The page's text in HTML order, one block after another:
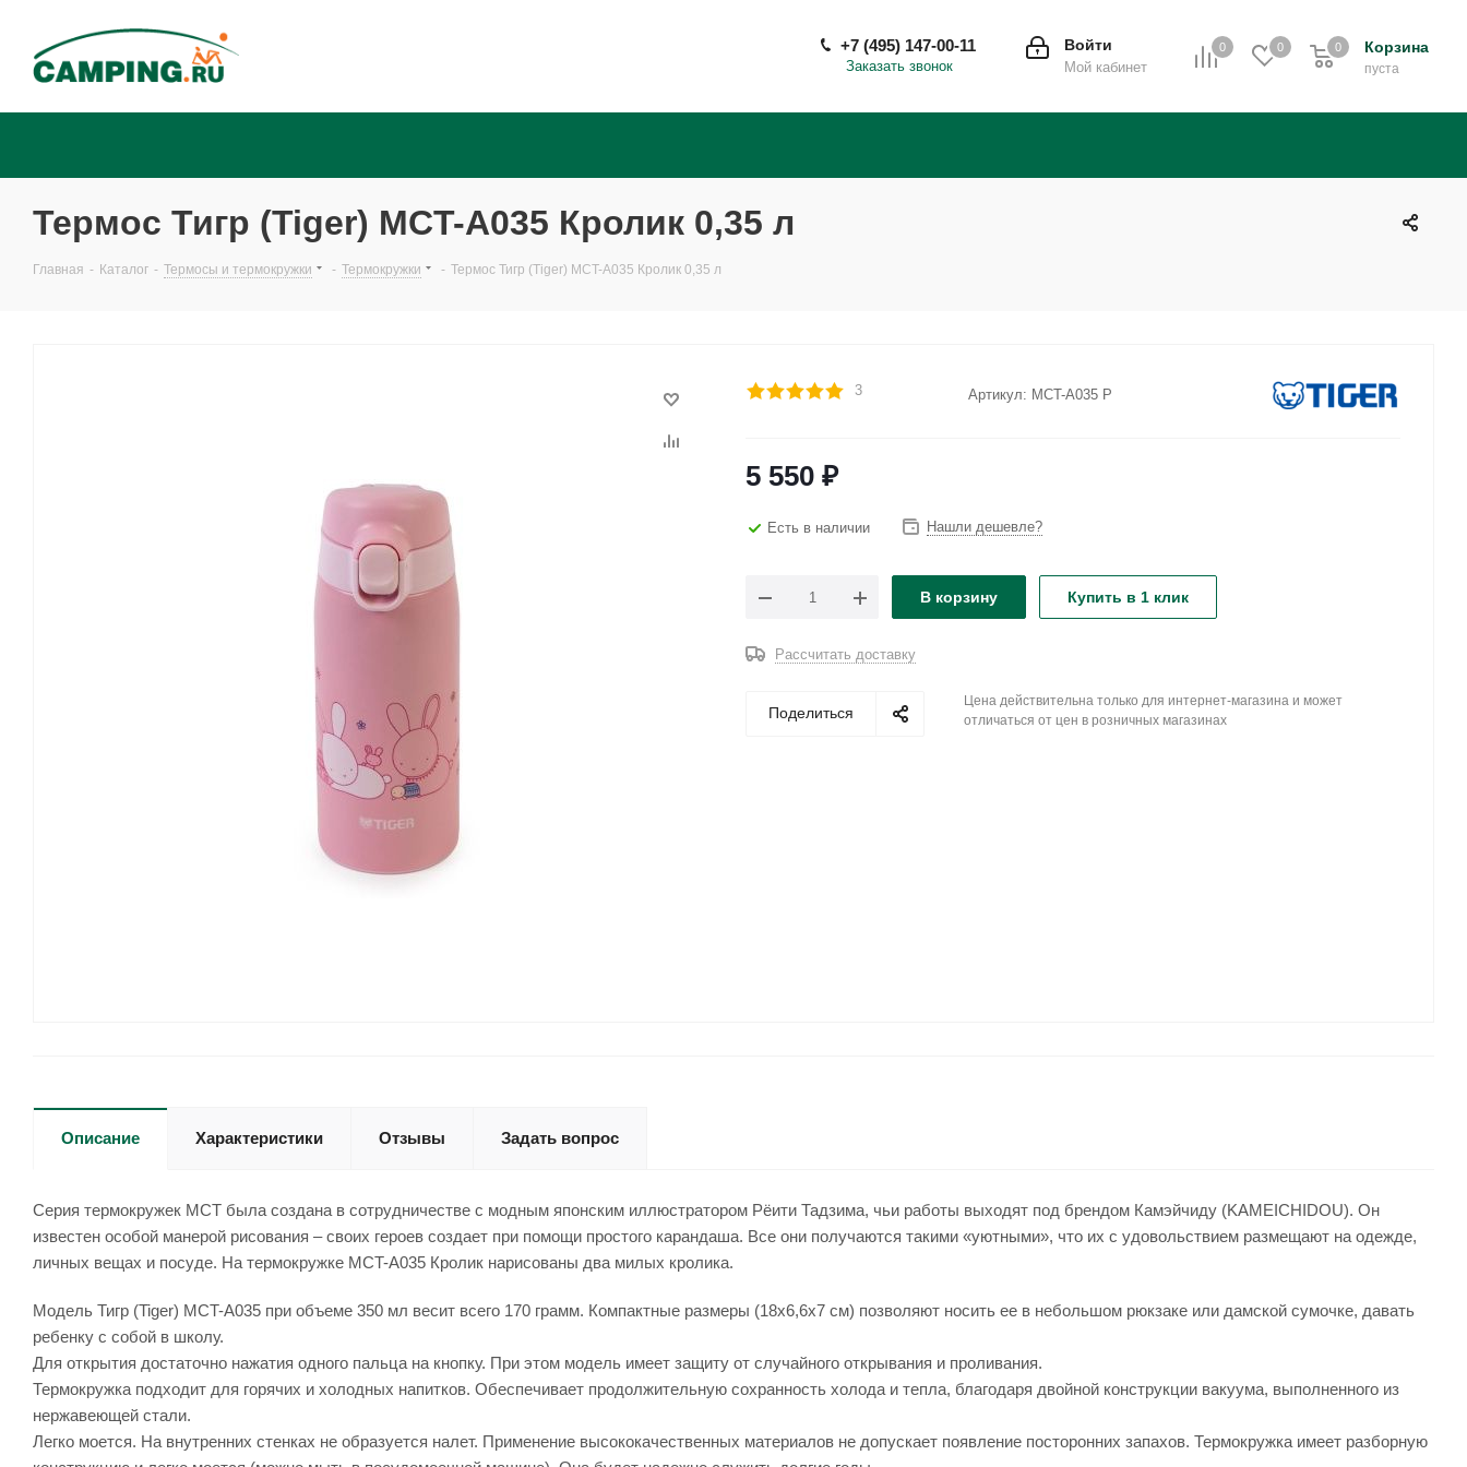
0 0 Корзина
0
пуста
0
Войти
Мой кабинет
+7 (495) 147-00-11
Заказать звонок
Термос Тигр (Tiger) MCT-A035 Кролик 0,35 л
Главная - Каталог - Термосы и термокружки - Термокружки - Термос Тигр (Tiger) MCT-A035 Кролик 0,35 л
3 Артикул: MCT-A035 P
5 550 ₽
Есть в наличии Нашли дешевле?
В корзину Купить в 1 клик
Рассчитать доставку
Поделиться
Цена действительна только для интернет-магазина и может
отличаться от цен в розничных магазинах
Описание Характеристики Отзывы Задать вопрос
Серия термокружек MCT была создана в сотрудничестве с модным японским иллюстратором Рёити Тадзима, чьи работы выходят под брендом Камэйчиду (KAMEICHIDOU). Он
известен особой манерой рисования – своих героев создает при помощи простого карандаша. Все они получаются такими «уютными», что их с удовольствием размещают на одежде,
личных вещах и посуде. На термокружке MCT-A035 Кролик нарисованы два милых кролика.
Модель Тигр (Tiger) MCT-A035 при объеме 350 мл весит всего 170 грамм. Компактные размеры (18х6,6х7 см) позволяют носить ее в небольшом рюкзаке или дамской сумочке, давать
ребенку с собой в школу.
Для открытия достаточно нажатия одного пальца на кнопку. При этом модель имеет защиту от случайного открывания и проливания.
Термокружка подходит для горячих и холодных напитков. Обеспечивает продолжительную сохранность холода и тепла, благодаря двойной конструкции вакуума, выполненного из
нержавеющей стали.
Легко моется. На внутренних стенках не образуется налет. Применение высококачественных материалов не допускает появление посторонних запахов. Термокружка имеет разборную